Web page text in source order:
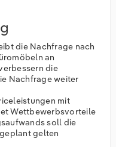
die Nachfrage nach
an
die
Nachfrage weiter
mit
Wettbewerbsvorteile
soll die
gelten